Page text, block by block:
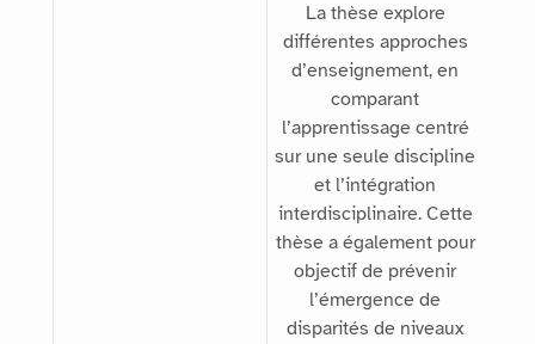
La thèse explore
différentes approches
d’enseignement, en
comparant
l’apprentissage centré
sur une seule discipline
et l’intégration
interdisciplinaire. Cette
thèse a également pour
objectif de prévenir
l’émergence de
disparités de niveaux